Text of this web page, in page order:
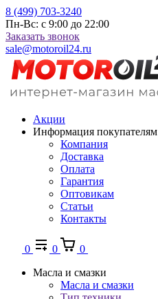
8 (499) 703-3240
Пн-Вс: с 9:00 до 22:00
Заказать звонок
sale@motoroil24.ru
Акции
Информация покупателям
Компания
Доставка
Оплата
Гарантия
Оптовикам
Статьи
Контакты
0 0
0
Масла и смазки
Масла и смазки